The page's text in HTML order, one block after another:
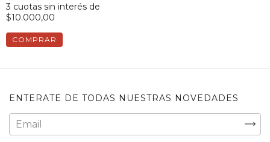
3 cuotas sin interés de
$10.000,00
COMPRAR
ENTERATE DE TODAS NUESTRAS NOVEDADES